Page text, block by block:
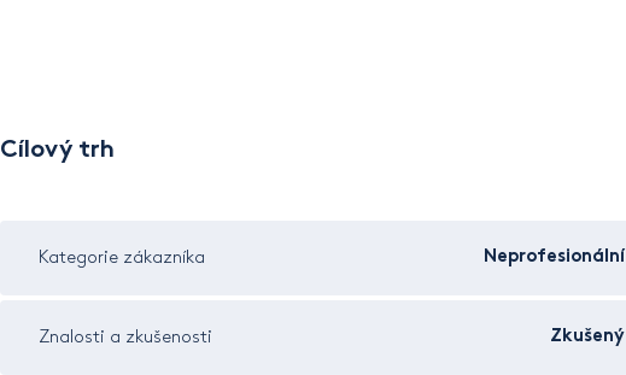
Cílový trh
Kategorie zákazníka Neprofesionální
Znalosti a zkušenosti Zkušený